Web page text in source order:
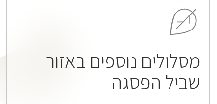
מסלולים נוספים באזור
שביל הפסגה